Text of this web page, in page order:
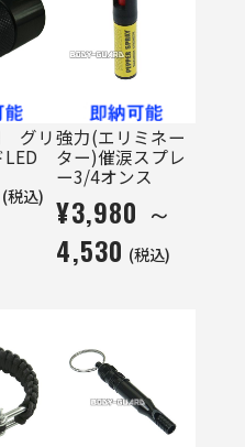
グリ
(税込)
強力(エリミネー
ター)催涙スプレ
ー3/4オンス
¥3,980 ～
4,530 (税込)